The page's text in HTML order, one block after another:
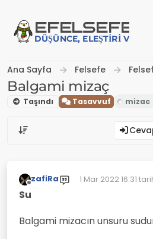
EFELSEFE
DÜŞÜNCE, ELEŞTIRI VE
Ana Sayfa Felsefe
Balgami mizaç
Taşındı Tasavvuf
Çevrimdışı
zafiRa 1 Mar 2022 16:31
Son düzenleyen:
Su
Balgami mizacın unsuru